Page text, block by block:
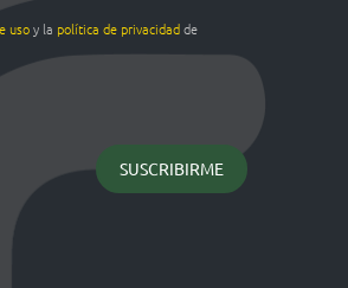
usoy la política de privacidadde